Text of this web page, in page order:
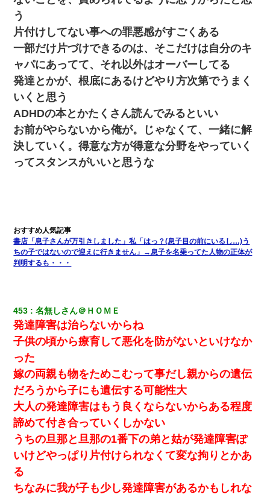
う
片付けしてない事への罪悪感がすごくある
一部だけ片づけできるのは、そこだけは自分のキ
ャパにあってて、それ以外はオーバーしてる
発達とかが、根底にあるけどやり方次第でうまく
いくと思う
ADHDの本とかたくさん読んでみるといい
お前がやらないから俺が。じゃなくて、一緒に解
決していく。得意な方が得意な分野をやっていく
ってスタンスがいいと思うな
書店「息子さんが万引きしました」私「はっ？(息子目の前にいるし…)う
ちの子ではないので迎えに行きません」→息子を名乗ってた人物の正体が
判明するも・・・
453 名無しさん＠ＨＯＭＥ
発達障害は治らないからね
子供の頃から療育して悪化を防がないといけなか
った
嫁の両親も物をためこむって事だし親からの遺伝
だろうから子にも遺伝する可能性大
大人の発達障害はもう良くならないからある程度
諦めて付き合っていくしかない
うちの旦那と旦那の1番下の弟と姑が発達障害ぽ
いけどやっぱり片付けられなくて変な拘りとかあ
る
ちなみに我が子も少し発達障害があるかもしれな